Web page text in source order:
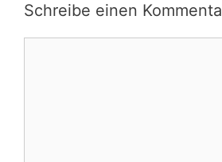
Schreibe einen